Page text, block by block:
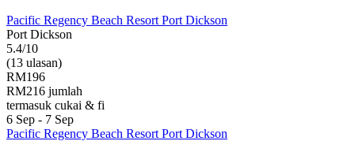
Pacific Regency Beach Resort Port Dickson
Port Dickson
5.4/10
(13 ulasan)
RM196
RM216 jumlah
termasuk cukai & fi
6 Sep - 7 Sep
Pacific Regency Beach Resort Port Dickson